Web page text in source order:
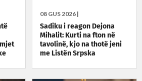
08 GUS 2026 |
Sadiku i reagon Dejona
Mihalit: Kurti na fton në
tavolinë, kjo na thotë jeni
me Listën Srpska